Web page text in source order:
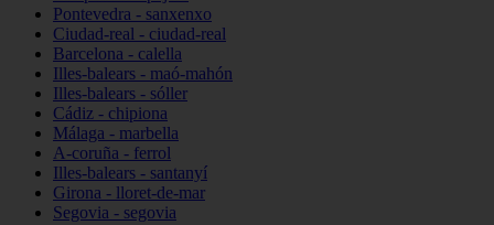
Pontevedra - sanxenxo
Ciudad-real - ciudad-real
Barcelona - calella
Illes-balears - maó-mahón
Illes-balears - sóller
Cádiz - chipiona
Málaga - marbella
A-coruña - ferrol
Illes-balears - santanyí
Girona - lloret-de-mar
Segovia - segovia